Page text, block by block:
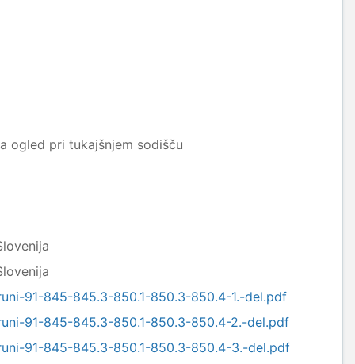
ogled pri tukajšnjem sodišču
91-845-845.3-850.1-850.3-850.4-1.-del.pdf
91-845-845.3-850.1-850.3-850.4-2.-del.pdf
91-845-845.3-850.1-850.3-850.4-3.-del.pdf